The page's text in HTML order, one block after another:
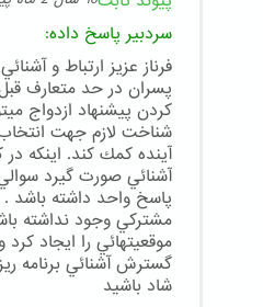
سردبیر پاسخ داده:
فرناز عزيز ارتباط و
پسران در حد متعارف
كردن پيشنهاد ازدواج
شناخت لازم جهت
آينده كمك كند. اينكه در
آشنائي صورت گيرد
پاسخ واحد داشته باشد
مشتركي وجود نداشته
موقعيتهائي را ايجاد كرد
گسترش آشنائي برنامه
شاد باشيد